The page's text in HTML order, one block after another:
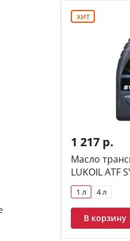
75W-90
ХИТ
1 217 р.
Масло
LUKOIL ATF
1 л 4 л
В корзину